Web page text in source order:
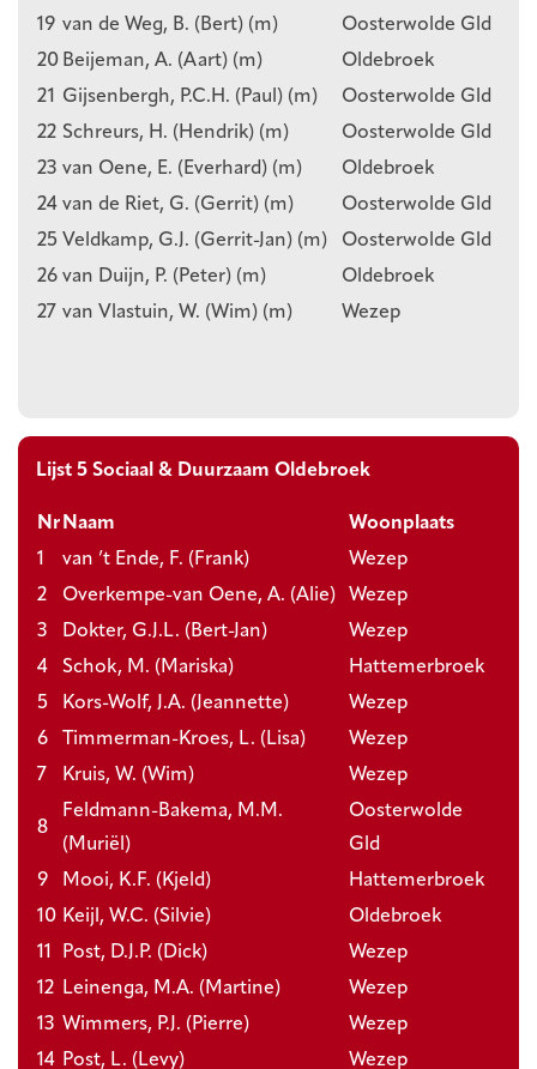
19 van de Weg, B. (Bert) (m)
Oosterwolde Gld
20 Beijeman, A. (Aart) (m)
Oldebroek
21
Gijsenbergh, P.C.H. (Paul) (m)
Oosterwolde Gld
22 Schreurs, H. (Hendrik) (m)
Oosterwolde Gld
23 van Oene, E. (Everhard) (m)
Oldebroek
24 van de Riet, G. (Gerrit) (m)
Oosterwolde Gld
25 Veldkamp, G.J. (Gerrit-Jan) (m)
Oosterwolde Gld
26 van Duijn, P. (Peter) (m)
Oldebroek
27 van Vlastuin, W. (Wim) (m) Wezep
Lijst 5 Sociaal & Duurzaam Oldebroek
Nr Naam
Woonplaats
1
van ’t Ende, F. (Frank)
Wezep
2
Overkempe-van Oene, A. (Alie)
Wezep
3
Dokter, G.J.L. (Bert-Jan)
Wezep
4
Schok, M. (Mariska)
Hattemerbroek
5
Kors-Wolf, J.A. (Jeannette)
Wezep
6
Timmerman-Kroes, L. (Lisa)
Wezep
7
Kruis, W. (Wim) Wezep
8
Feldmann-Bakema, M.M.
(Muriël)
Oosterwolde
Gld
9
Mooi, K.F. (Kjeld)
Hattemerbroek
10 Keijl, W.C. (Silvie)
Oldebroek
11
Post, D.J.P. (Dick)
Wezep
12
Leinenga, M.A. (Martine)
Wezep
13 Wimmers, P.J. (Pierre)
Wezep
14 Post, L. (Levy) Wezep